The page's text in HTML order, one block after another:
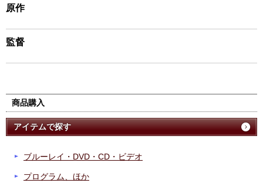
原作
監督
商品購入
アイテムで探す
ブルーレイ・DVD・CD・ビデオ
プログラム、ほか